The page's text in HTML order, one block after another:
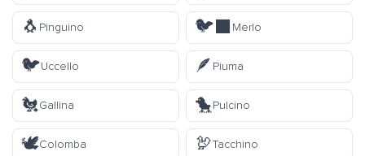
🐧 Pinguino 🐦‍⬛ Merlo
🐦Uccello 🪶 Piuma
🐔Gallina 🐤Pulcino
🕊️Colomba 🦃Tacchino